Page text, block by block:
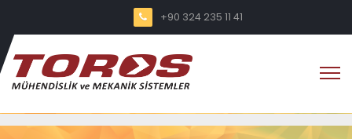
+90 324 235 11 41